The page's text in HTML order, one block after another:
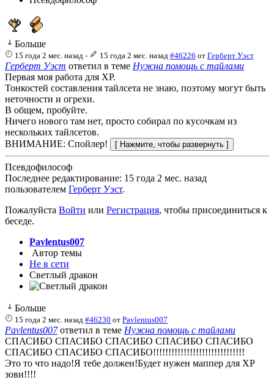
Больше
15 года 2 мес. назад - 15 года 2 мес. назад #46226 от Герберт Уэст
Герберт Уэст ответил в теме Нужна помощь с тайлами
Первая моя работа для XP.
Тонкостей составления тайлсета не знаю, поэтому могут быть
неточности и огрехи.
В общем, пробуйте.
Ничего нового там нет, просто собирал по кусочкам из
нескольких тайлсетов.
ВНИМАНИЕ: Спойлер!
Псевдофилософ
Последнее редактирование: 15 года 2 мес. назад
пользователем Герберт Уэст.
Пожалуйста Войти или Регистрация, чтобы присоединиться к
беседе.
Pavlentus007
Автор темы
Не в сети
Светлый дракон
Больше
15 года 2 мес. назад #46230 отPavlentus007
Pavlentus007ответил в теме Нужна помощь с тайлами
СПАСИБО СПАСИБО СПАСИБО СПАСИБО СПАСИБО
СПАСИБО СПАСИБО СПАСИБО!!!!!!!!!!!!!!!!!!!!!!!!!!!!!!
Это то что надо!Я тебе должен!Будет нужен маппер для ХР
зови!!!!